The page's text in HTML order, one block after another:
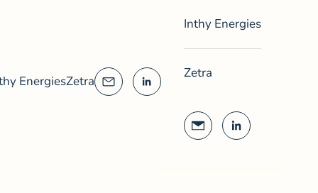
EnergiesZetra
Inthy Energies
Zetra